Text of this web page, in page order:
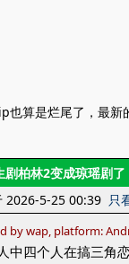
也算是烂尾了，最新
柏林2变成琼瑶剧了
2026-5-25 00:39 只
by wap, platform:
中四个人在搞三角